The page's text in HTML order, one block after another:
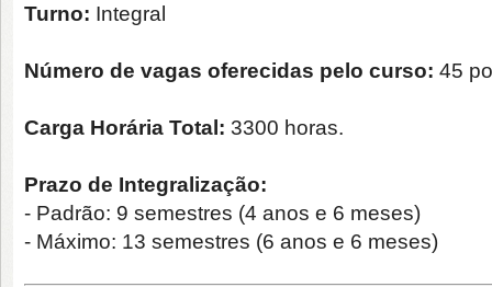
Turno: Integral
Número de vagas oferecidas pelo curso: 45
Carga Horária Total: 3300 horas.
Prazo de Integralização:
- Padrão: 9 semestres (4 anos e 6 meses)
- Máximo: 13 semestres (6 anos e 6 meses)